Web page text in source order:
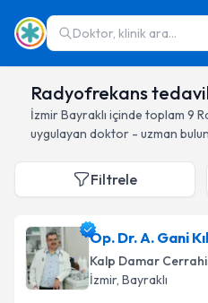
Doktor, klinik ara...
Radyofrekans
İzmirBayraklı içinde toplam 9
uygulayan doktor - uzman
Filtrele
Op. Dr. A. Gani
Kalp Damar
İzmir, Bayraklı